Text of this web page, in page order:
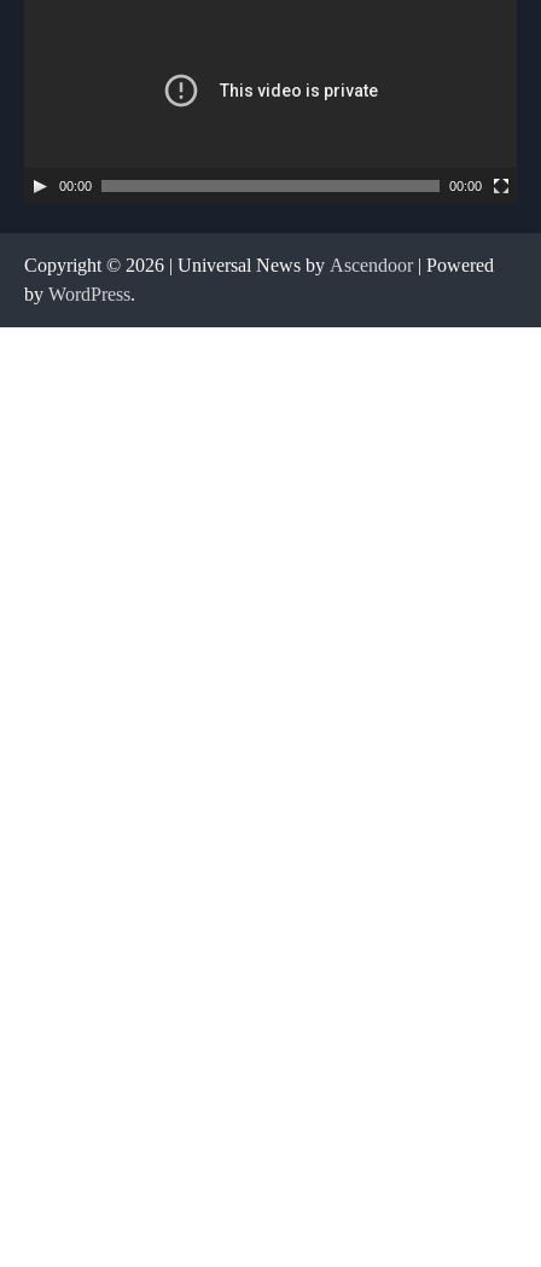
00:00 00:00
Copyright © 2026 | Universal News by Ascendoor| Powered
by WordPress.